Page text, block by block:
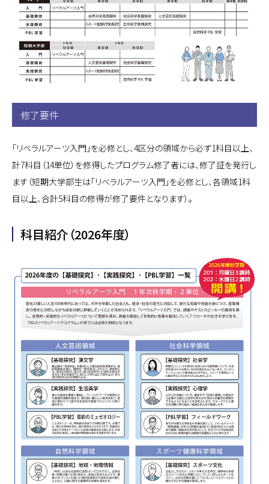
修了要件
「リベラルアーツ入門」を必修とし、4区分の領域から必ず1科目以上、
計7科目（14単位）を修得したプログラム修了者には、修了証を発行し
ます（短期大学部生は「リベラルアーツ入門」を必修とし、各領域1科
目以上、合計5科目の修得が修了要件となります）。
科目紹介（2026年度）